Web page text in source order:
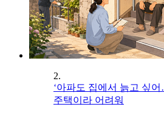
2.
‘아파도 집에서 늙고 싶
주택이라 어려워